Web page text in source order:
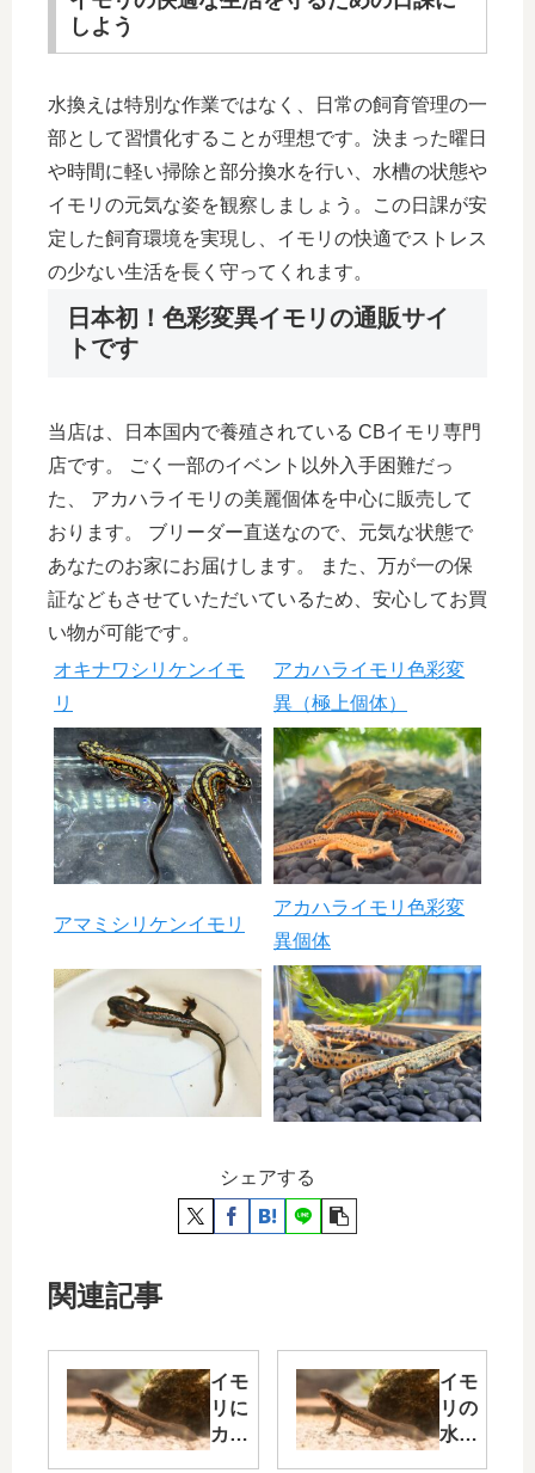
しよう
水換えは特別な作業ではなく、日常の飼育管理の一
部として習慣化することが理想です。決まった曜日
や時間に軽い掃除と部分換水を行い、水槽の状態や
イモリの元気な姿を観察しましょう。この日課が安
定した飼育環境を実現し、イモリの快適でストレス
の少ない生活を長く守ってくれます。
日本初！色彩変異イモリの通販サイ
トです
当店は、日本国内で養殖されている CBイモリ専門
店です。 ごく一部のイベント以外入手困難だっ
た、 アカハライモリの美麗個体を中心に販売して
おります。 ブリーダー直送なので、元気な状態で
あなたのお家にお届けします。 また、万が一の保
証などもさせていただいているため、安心してお買
い物が可能です。
オキナワシリケンイモ
リ
アカハライモリ色彩変
異（極上個体）
アマミシリケンイモリ
アカハライモリ色彩変
異個体
シェアする
関連記事
イモ
リに
カル
イモ
リの
水温